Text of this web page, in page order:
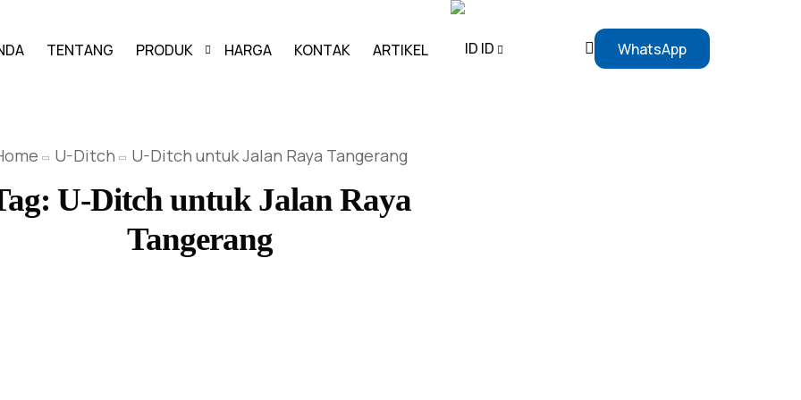
TENTANG PRODUK
PAVING BLOCK
GRASS BLOCK
BUIS BETON
HARGA KONTAK ARTIKEL ID WhatsApp
U-Ditch U-Ditch untuk Jalan Raya Tangerang
U-Ditch untuk Jalan Raya
Tangerang